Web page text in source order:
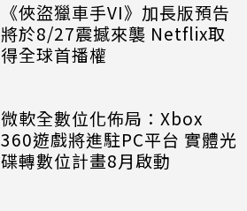
《俠盜獵車手VI》加長版預告
將於8/27震撼來襲 Netflix取
得全球首播權
微軟全數位化佈局：Xbox
360遊戲將進駐PC平台 實體光
碟轉數位計畫8月啟動